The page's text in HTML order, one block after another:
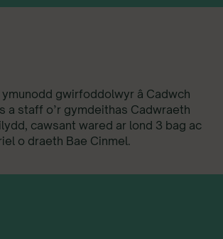
gwirfoddolwyr â Cadwch
a staff o’r gymdeithas Cadwraeth
cawsant wared ar lond 3 bag ac
o draeth Bae Cinmel.